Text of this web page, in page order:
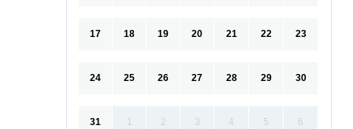
17 18 19 20 21 22 23
24 25 26 27 28 29 30
31 1 2 3 4 5 6